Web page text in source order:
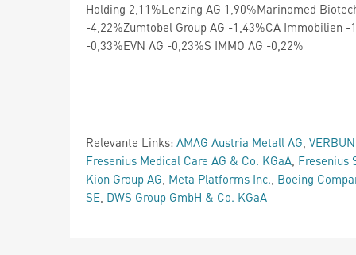
Holding 2,11%Lenzing AG 1,90%Marinomed
-4,22%Zumtobel Group AG -1,43%CA Immobilien
-0,33%EVN AG -0,23%S IMMO AG -0,22%
Relevante Links: AMAG Austria Metall AG,
Fresenius Medical Care AG & Co. KGaA, Fresenius
Kion Group AG, Meta Platforms Inc., Boeing
SE, DWS Group GmbH & Co. KGaA